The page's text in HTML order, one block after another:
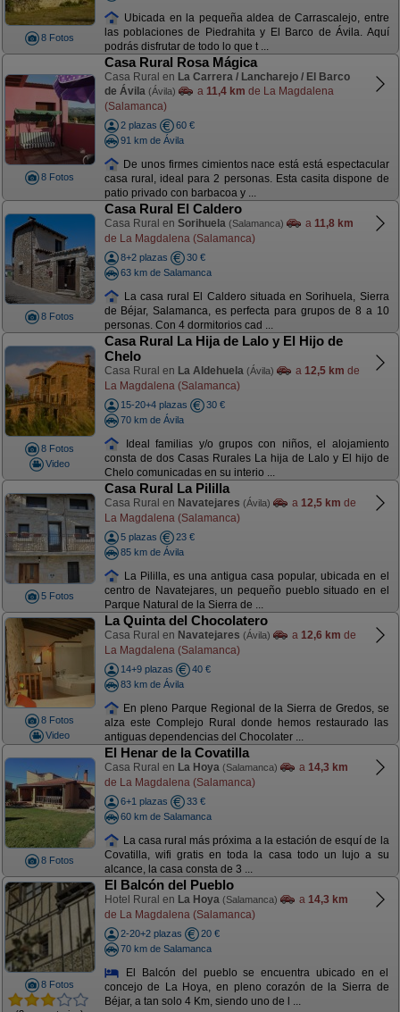
8 Fotos
Ubicada en la pequeña aldea de Carrascalejo, entre
las poblaciones de Piedrahita y El Barco de Ávila. Aquí
podrás disfrutar de todo lo que t ...
8 Fotos
Casa Rural Rosa Mágica
Casa Rural en La Carrera / Lancharejo / El Barco
de Ávila (Ávila) a 11,4 km de La Magdalena
(Salamanca)
2 plazas
60 €
91 km de Ávila
De unos firmes cimientos nace está está espectacular
casa rural, ideal para 2 personas. Esta casita dispone de
patio privado con barbacoa y ...
8 Fotos
Casa Rural El Caldero
Casa Rural en Sorihuela (Salamanca) a 11,8 km
de La Magdalena (Salamanca)
8+2 plazas
30 €
63 km de Salamanca
La casa rural El Caldero situada en Sorihuela, Sierra
de Béjar, Salamanca, es perfecta para grupos de 8 a 10
personas. Con 4 dormitorios cad ...
8 Fotos
Video
Casa Rural La Hija de Lalo y El Hijo de
Chelo
Casa Rural en La Aldehuela (Ávila) a 12,5 km de
La Magdalena (Salamanca)
15-20+4 plazas
30 €
70 km de Ávila
Ideal familias y/o grupos con niños, el alojamiento
consta de dos Casas Rurales La hija de Lalo y El hijo de
Chelo comunicadas en su interio ...
5 Fotos
Casa Rural La Pililla
Casa Rural en Navatejares (Ávila) a 12,5 km de
La Magdalena (Salamanca)
5 plazas
23 €
85 km de Ávila
La Pililla, es una antigua casa popular, ubicada en el
centro de Navatejares, un pequeño pueblo situado en el
Parque Natural de la Sierra de ...
8 Fotos
Video
La Quinta del Chocolatero
Casa Rural en Navatejares (Ávila) a 12,6 km de
La Magdalena (Salamanca)
14+9 plazas
40 €
83 km de Ávila
En pleno Parque Regional de la Sierra de Gredos, se
alza este Complejo Rural donde hemos restaurado las
antiguas dependencias del Chocolater ...
8 Fotos
El Henar de la Covatilla
Casa Rural en La Hoya (Salamanca) a 14,3 km
de La Magdalena (Salamanca)
6+1 plazas
33 €
60 km de Salamanca
La casa rural más próxima a la estación de esquí de la
Covatilla, wifi gratis en toda la casa todo un lujo a su
alcance, la casa consta de 3 ...
8 Fotos
El Balcón del Pueblo
Hotel Rural en La Hoya (Salamanca) a 14,3 km
de La Magdalena (Salamanca)
2-20+2 plazas
20 €
70 km de Salamanca
El Balcón del pueblo se encuentra ubicado en el
concejo de La Hoya, en pleno corazón de la Sierra de
Béjar, a tan solo 4 Km, siendo uno de l ...